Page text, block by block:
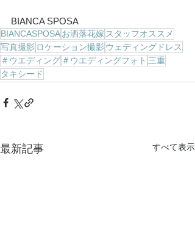
BIANCA SPOSA
BIANCASPOSAお洒落花嫁 スタッフオススメ
写真撮影 ロケーション撮影 ウェディングドレス
＃ウエディング ＃ウエディングフォト 三重
タキシード
最新記事 すべて表示